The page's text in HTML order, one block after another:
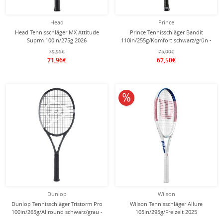
Head
Head Tennisschläger MX Attitude
Suprm 100in/275g 2026
schwarz/weiss - besaitet -
79,95€
71,96€
Prince
Prince Tennisschläger Bandit
110in/255g/Komfort schwarz/grün -
besaitet -
75,00€
67,50€
Dunlop
Dunlop Tennisschläger Tristorm Pro
100in/265g/Allround schwarz/grau -
Wilson
Wilson Tennisschläger Allure
105in/295g/Freizeit 2025
10% reduziert